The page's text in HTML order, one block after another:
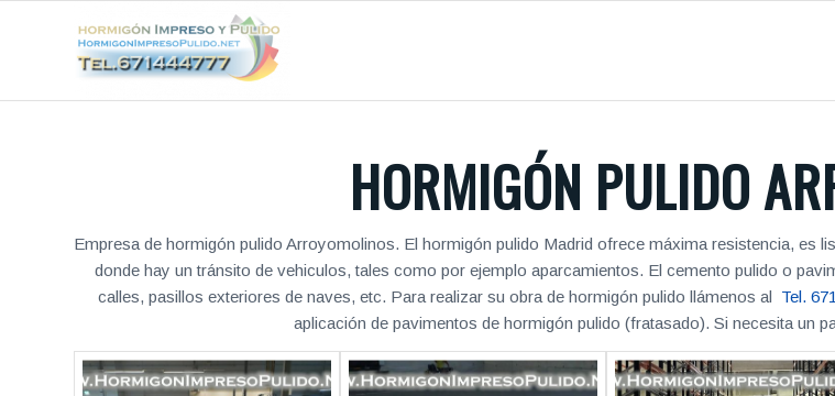
HORMIGÓN PULIDO
Empresa de hormigón pulido Arroyomolinos. El hormigón pulido Madrid ofrece máxima resistencia, es
donde hay un tránsito de vehiculos, tales como por ejemplo aparcamientos. El cemento pulido o
calles, pasillos exteriores de naves, etc. Para realizar su obra de hormigón pulido llámenos al Tel.
aplicación de pavimentos de hormigón pulido (fratasado). Si necesita un